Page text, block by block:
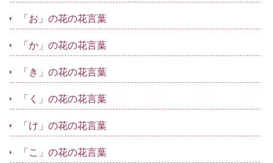
「お」の花の花言葉
「か」の花の花言葉
「き」の花の花言葉
「く」の花の花言葉
「け」の花の花言葉
「こ」の花の花言葉